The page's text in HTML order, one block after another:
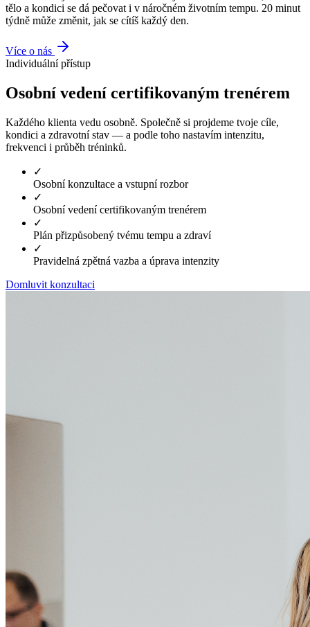
tělo a kondici se dá pečovat i v náročném životním tempu. 20 minut
týdně může změnit, jak se cítíš každý den.
Více o nás
Individuální přístup
Osobní vedení certifikovaným trenérem
Každého klienta vedu osobně. Společně si projdeme tvoje cíle,
kondici a zdravotní stav — a podle toho nastavím intenzitu,
frekvenci i průběh tréninků.
✓
Osobní konzultace a vstupní rozbor
✓
Osobní vedení certifikovaným trenérem
✓
Plán přizpůsobený tvému tempu a zdraví
✓
Pravidelná zpětná vazba a úprava intenzity
Domluvit konzultaci